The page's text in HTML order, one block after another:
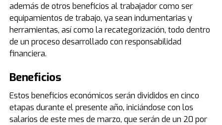
además de otros beneficios al trabajador como ser
equipamientos de trabajo, ya sean indumentarias y
herramientas, así como la recategorización, todo dentro
de un proceso desarrollado con responsabilidad
financiera.
Beneficios
Estos beneficios económicos serán divididos en cinco
etapas durante el presente año, iniciándose con los
salarios de este mes de marzo, que serán de un 20 por